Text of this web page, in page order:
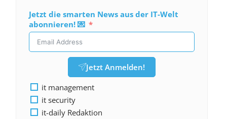
Jetzt die smarten News aus der IT-Welt
abonnieren! 💌
Jetzt Anmelden!
it management
it security
it-daily Redaktion